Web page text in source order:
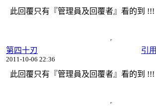
此回覆只有『管理員及回覆者』看的到 !!!
引用
第四十刃
2011-10-06 22:36
此回覆只有『管理員及回覆者』看的到 !!!